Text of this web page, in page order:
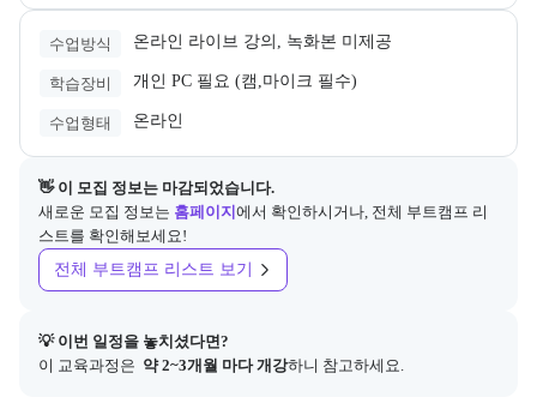
수업방식 온라인 라이브 강의, 녹화본 미제공
학습장비 개인 PC 필요 (캠,마이크 필수)
수업형태 온라인
👋 이 모집 정보는 마감되었습니다.
새로운 모집 정보는 홈페이지 에서 확인하시거나, 전체 부트캠프 리
스트를 확인해보세요!
전체 부트캠프 리스트 보기
💡 이번 일정을 놓치셨다면?
이 교육과정은 약 2~3개월 마다 개강하니 참고하세요.